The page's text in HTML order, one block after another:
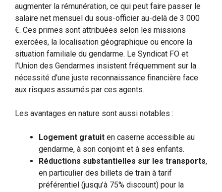
augmenter la rémunération, ce qui peut faire passer le
salaire net mensuel du sous-officier au-delà de 3 000
€. Ces primes sont attribuées selon les missions
exercées, la localisation géographique ou encore la
situation familiale du gendarme. Le Syndicat FO et
l’Union des Gendarmes insistent fréquemment sur la
nécessité d’une juste reconnaissance financière face
aux risques assumés par ces agents.
Les avantages en nature sont aussi notables :
Logement gratuit en caserne accessible au
gendarme, à son conjoint et à ses enfants.
Réductions substantielles sur les transports,
en particulier des billets de train à tarif
préférentiel (jusqu’à 75% discount) pour la